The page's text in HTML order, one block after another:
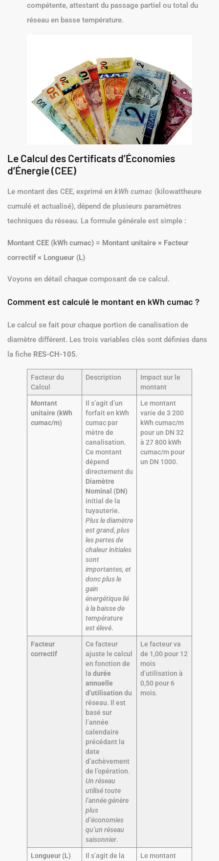
compétente, attestant du passage partiel ou total du
réseau en basse température.
Le Calcul des Certificats d’Économies
d’Énergie (CEE)
Le montant des CEE, exprimé en kWh cumac (kilowattheure
cumulé et actualisé), dépend de plusieurs paramètres
techniques du réseau. La formule générale est simple :
Montant CEE (kWh cumac) = Montant unitaire × Facteur
correctif × Longueur (L)
Voyons en détail chaque composant de ce calcul.
Comment est calculé le montant en kWh cumac ?
Le calcul se fait pour chaque portion de canalisation de
diamètre différent. Les trois variables clés sont définies dans
la fiche RES-CH-105.
Facteur du
Calcul
Description
Impact sur le
montant
Montant
unitaire (kWh
cumac/m)
Il s’agit d’un
forfait en kWh
cumac par
mètre de
canalisation.
Ce montant
dépend
directement du
Diamètre
Nominal (DN)
initial de la
tuyauterie.
Plus le diamètre
est grand, plus
les pertes de
chaleur initiales
sont
importantes, et
donc plus le
gain
énergétique lié
à la baisse de
température
est élevé.
Le montant
varie de 3 200
kWh cumac/m
pour un DN 32
à 27 800 kWh
cumac/m pour
un DN 1000.
Facteur
correctif
Ce facteur
ajuste le calcul
en fonction de
la durée
annuelle
d’utilisation du
réseau. Il est
basé sur
l’année
calendaire
précédant la
date
d’achèvement
de l’opération.
Un réseau
utilisé toute
l’année génère
plus
d’économies
qu’un réseau
saisonnier.
Le facteur va
de 1,00 pour 12
mois
d’utilisation à
0,50 pour 6
mois.
Longueur (L)
Il s’agit de la
Le montant